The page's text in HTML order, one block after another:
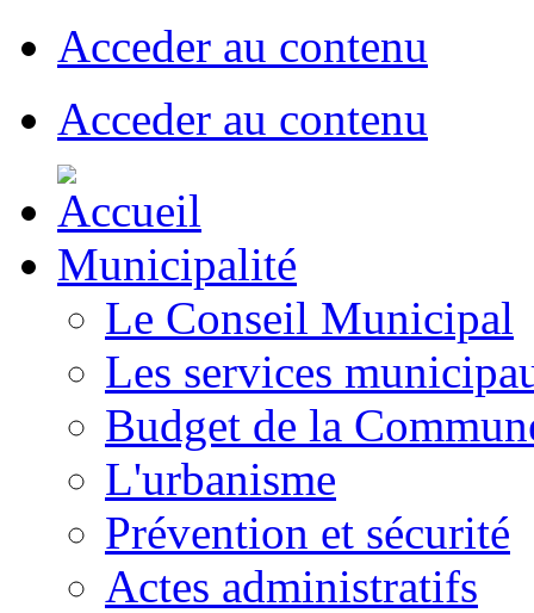
Acceder au contenu
Acceder au contenu
Municipalité
Le Conseil Municipal
Les services
Budget de la
L'urbanisme
Prévention et sécurité
Actes administratifs